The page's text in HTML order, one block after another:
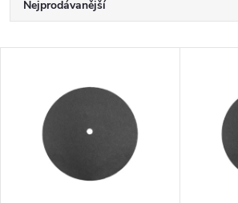
a
Nejprodávanější
Abecedně